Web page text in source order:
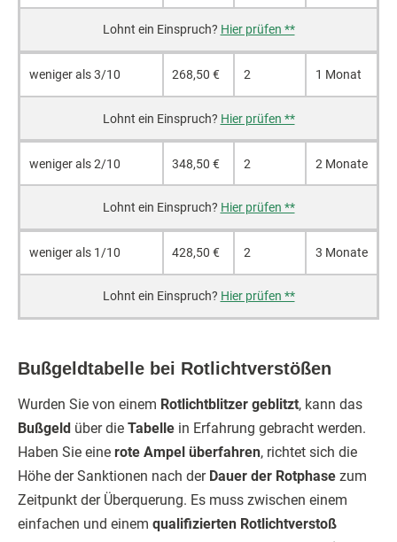
Hier prüfen **
weniger als 3/10 268,50 € 2 1 Monat
Hier prüfen **
weniger als 2/10 348,50 € 2 2 Monate
Hier prüfen **
weniger als 1/10 428,50 € 2 3 Monate
Hier prüfen **
Bußgeldtabelle bei Rotlichtverstößen
Wurden Sie von einem Rotlichtblitzer geblitzt, kann das
Bußgeld über die Tabelle in Erfahrung gebracht werden.
Haben Sie eine rote Ampel überfahren, richtet sich die
Höhe der Sanktionen nach der Dauer der Rotphase zum
Zeitpunkt der Überquerung. Es muss zwischen einem
einfachen und einem qualifizierten Rotlichtverstoß